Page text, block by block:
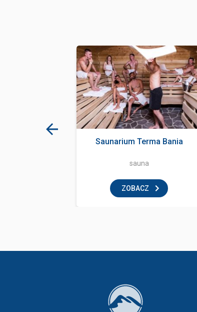
Saunarium Terma Bania
sauna
ZOBACZ